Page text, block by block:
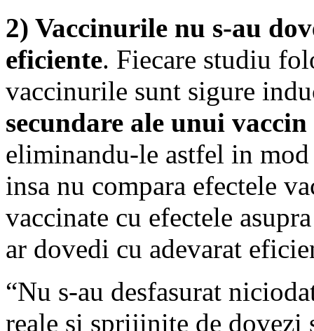
2) Vaccinurile nu s-au
eficiente. Fiecare studiu
vaccinurile sunt sigure
secundare ale unui
eliminandu-le astfel in
insa nu compara efectele
vaccinate cu efectele
ar dovedi cu adevarat
“Nu s-au desfasurat
reale si sprijinite de